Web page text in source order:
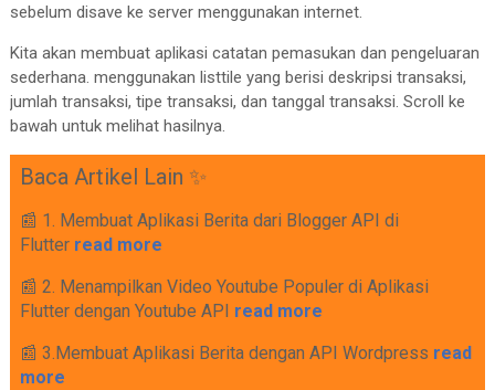
sebelum disave ke server menggunakan internet.
Kita akan membuat aplikasi catatan pemasukan dan pengeluaran
sederhana. menggunakan listtile yang berisi deskripsi transaksi,
jumlah transaksi, tipe transaksi, dan tanggal transaksi. Scroll ke
bawah untuk melihat hasilnya.
Baca Artikel Lain ✨
📰 1. Membuat Aplikasi Berita dari Blogger API di
Flutter read more
📰 2. Menampilkan Video Youtube Populer di Aplikasi
Flutter dengan Youtube API read more
📰 3.Membuat Aplikasi Berita dengan API Wordpress read
more